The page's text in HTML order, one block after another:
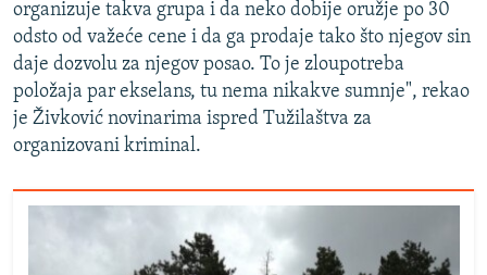
organizuje takva grupa i da neko dobije oružje po 30
odsto od važeće cene i da ga prodaje tako što njegov sin
daje dozvolu za njegov posao. To je zloupotreba
položaja par ekselans, tu nema nikakve sumnje", rekao
je Živković novinarima ispred Tužilaštva za
organizovani kriminal.